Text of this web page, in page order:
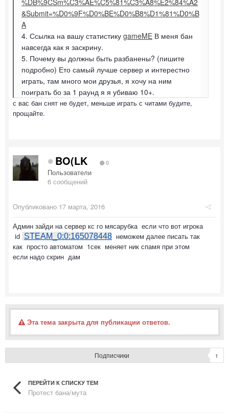
&Submit=%D0%9F%D0%BE%D0%B8%D1%81%D0%B
A
4. Ссылка на вашу статистику gameME В меня бан
навсегда как я заскрину.
5. Почему вы должны быть разбанены? (пишите
подробно) Ето самый лучше сервер и интерестно
играть, там много мои друзья, я хочу на ним
поиграть бо за 1 раунд я я убиваю 10+.
с вас бан снят не будет, меньше играть с читами будите,
прощайте.
BO(LK 0
Пользователи
6 сообщений
Опубликовано 17 марта, 2016
Админ зайди на сервер кс го мясарубка если что вот игрока
id STEAM_0:0:165078448 неможем далее писать так
как просто автоматом 1сек меняет ник спамя при этом
если надо скрин дам
Эта тема закрыта для публикации ответов.
Подписчики 1
ПЕРЕЙТИ К СПИСКУ ТЕМ
Протест бана/мута